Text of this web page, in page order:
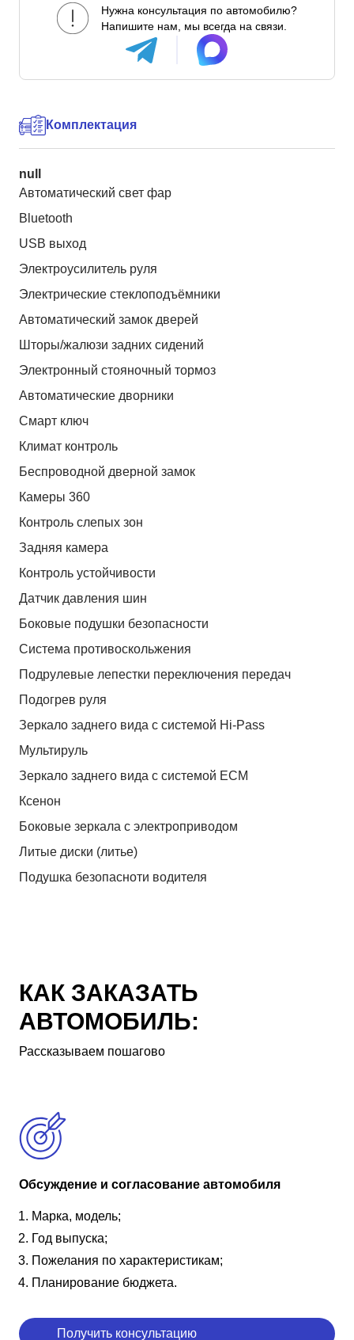
Нужна консультация по автомобилю?
Напишите нам, мы всегда на связи.
Комплектация
null
Автоматический свет фар
Bluetooth
USB выход
Электроусилитель руля
Электрические стеклоподъёмники
Автоматический замок дверей
Шторы/жалюзи задних сидений
Электронный стояночный тормоз
Автоматические дворники
Смарт ключ
Климат контроль
Беспроводной дверной замок
Камеры 360
Контроль слепых зон
Задняя камера
Контроль устойчивости
Датчик давления шин
Боковые подушки безопасности
Система противоскольжения
Подрулевые лепестки переключения передач
Подогрев руля
Зеркало заднего вида с системой Hi-Pass
Мультируль
Зеркало заднего вида с системой ЕСМ
Ксенон
Боковые зеркала с электроприводом
Литые диски (литье)
Подушка безопасноти водителя
КАК ЗАКАЗАТЬ
АВТОМОБИЛЬ:
Рассказываем пошагово
Обсуждение и согласование автомобиля
Марка, модель;
Год выпуска;
Пожелания по характеристикам;
Планирование бюджета.
Получить консультацию